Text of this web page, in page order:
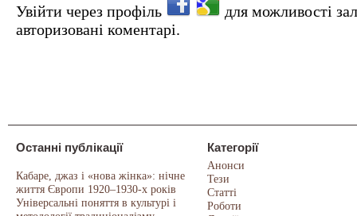
Увійти через профіль
для можливості
авторизовані коментарі.
Останні публікації
Кабаре, джаз і «нова жінка»: нічне
життя Європи 1920–1930-х років
Універсальні поняття в культурі і
Категорії
Анонси
Тези
Статті
Роботи